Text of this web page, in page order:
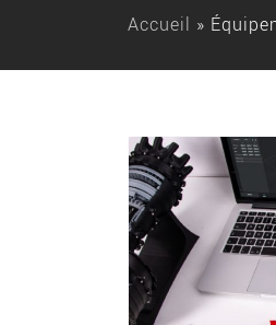
Accueil »